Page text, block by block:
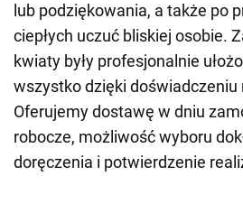
lub podziękowania, a także po
ciepłych uczuć bliskiej osobie.
kwiaty były profesjonalnie
wszystko dzięki doświadczeniu
Oferujemy dostawę w dniu
robocze, możliwość wyboru
doręczenia i potwierdzenie